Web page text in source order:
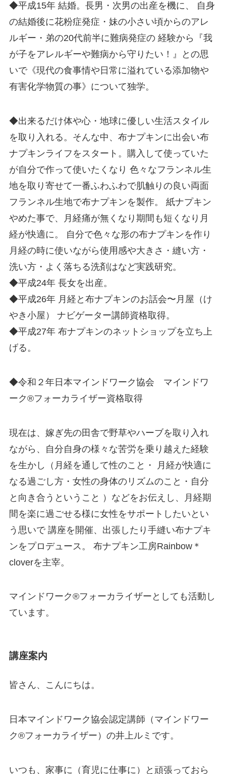
◆平成15年 結婚。長男・次男の出産を機に、 自身
の結婚後に花粉症発症・妹の小さい頃からのアレ
ルギー・弟の20代前半に難病発症の 経験から『我
が子をアレルギーや難病から守りたい！』との思
いで《現代の食事情や日常に溢れている添加物や
有害化学物質の事》について独学。
◆出来るだけ体や心・地球に優しい生活スタイル
を取り入れる。そんな中、布ナプキンに出会い布
ナプキンライフをスタート。購入して使っていた
が自分で作って使いたくなり 色々なフランネル生
地を取り寄せて一番ふわふわで肌触りの良い両面
フランネル生地で布ナプキンを製作。 紙ナプキン
やめた事で、月経痛が無くなり期間も短くなり月
経が快適に。 自分で色々な形の布ナプキンを作り
月経の時に使いながら使用感や大きさ・縫い方・
洗い方・よく落ちる洗剤はなど実践研究。
◆平成24年 長女を出産。
◆平成26年 月経と布ナプキンのお話会〜月屋（け
やき小屋） ナビゲーター講師資格取得。
◆平成27年 布ナプキンのネットショップを立ち上
げる。
◆令和２年日本マインドワーク協会 マインドワ
ーク®フォーカライザー資格取得
現在は、嫁ぎ先の田舎で野草やハーブを取り入れ
ながら、自分自身の様々な苦労を乗り越えた経験
を生かし（月経を通して性のこと・ 月経が快適に
なる過ごし方・女性の身体のリズムのこと・自分
と向き合うということ ）などをお伝えし、月経期
間を楽に過ごせる様に女性をサポートしたいとい
う思いで 講座を開催、出張したり手縫い布ナプキ
ンをプロデュース。 布ナプキン工房Rainbow＊
cloverを主宰。
マインドワーク®️フォーカライザーとしても活動し
ています。
講座案内
皆さん、こんにちは。
日本マインドワーク協会認定講師（マインドワー
ク®️フォーカライザー）の井上ルミです。
いつも、家事に（育児に仕事に）と頑張っておら